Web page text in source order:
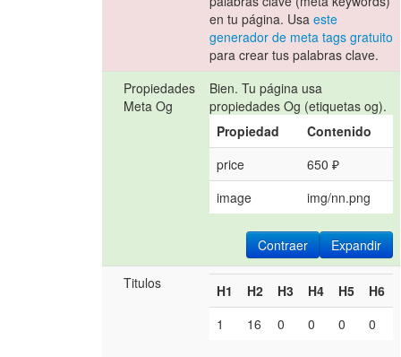
en tu página. Usaeste
generador de meta tags gratuito
para crear tus palabras clave.
Propiedades
Meta Og
Bien. Tu página usa
propiedades Og (etiquetas og).
Propiedad
Contenido
price
650 ₽
image
img/nn.png
Expandir
Contraer
Titulos H1 H2 H3 H4 H5
H6
1
16 0 0 0 0